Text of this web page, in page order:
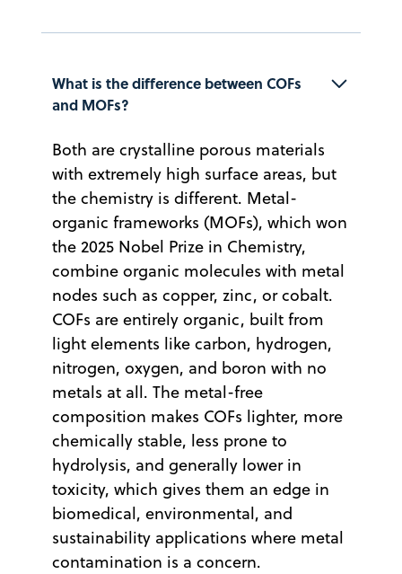
What is the difference between COFs
and MOFs?
Both are crystalline porous materials
with extremely high surface areas, but
the chemistry is different. Metal-
organic frameworks (MOFs), which won
the 2025 Nobel Prize in Chemistry,
combine organic molecules with metal
nodes such as copper, zinc, or cobalt.
COFs are entirely organic, built from
light elements like carbon, hydrogen,
nitrogen, oxygen, and boron with no
metals at all. The metal-free
composition makes COFs lighter, more
chemically stable, less prone to
hydrolysis, and generally lower in
toxicity, which gives them an edge in
biomedical, environmental, and
sustainability applications where metal
contamination is a concern.